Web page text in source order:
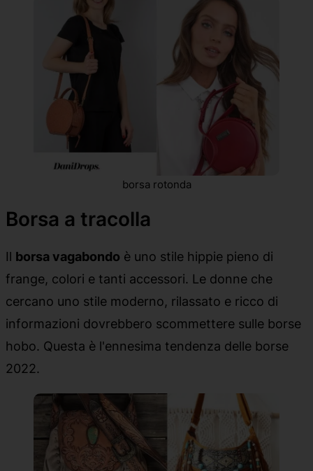
borsa rotonda
Borsa a tracolla
Il borsa vagabondo è uno stile hippie pieno di
frange, colori e tanti accessori. Le donne che
cercano uno stile moderno, rilassato e ricco di
informazioni dovrebbero scommettere sulle borse
hobo. Questa è l'ennesima tendenza delle borse
2022.